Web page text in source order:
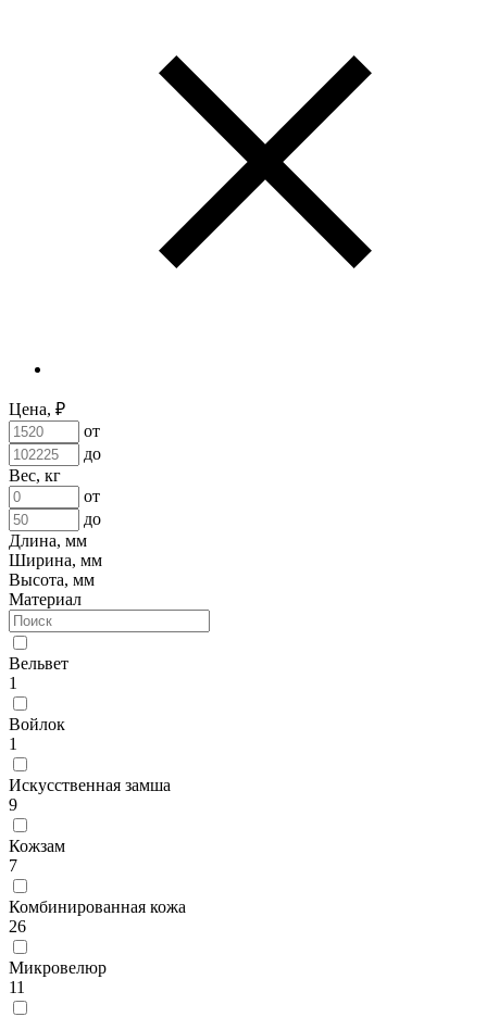
Цена, ₽
от
до
Вес, кг
от
до
Длина, мм
Ширина, мм
Высота, мм
Материал
Вельвет
1
Войлок
1
Искусственная замша
9
Кожзам
7
Комбинированная кожа
26
Микровелюр
11